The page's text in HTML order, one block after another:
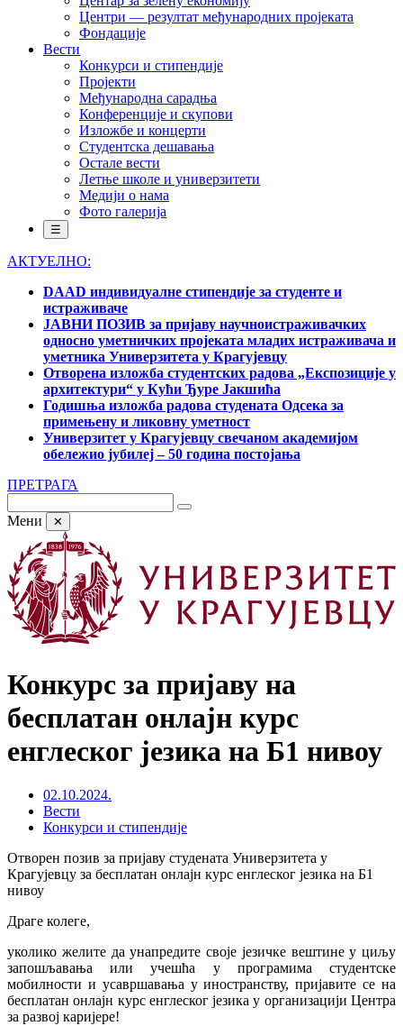
Центри — резултат међународних пројеката
Фондације
Вести
Конкурси и стипендије
Пројекти
Међународна сарадња
Конференције и скупови
Изложбе и концерти
Студентска дешавања
Остале вести
Летње школе и универзитети
Медији о нама
Фото галерија
☰
АКТУЕЛНО:
DAAD индивидуалне стипендије за студенте и
истраживаче
ЈАВНИ ПОЗИВ за пријаву научноистраживачких
односно уметничких пројеката младих истраживача и
уметника Универзитета у Крагујевцу
Отворена изложба студентских радова „Експозиције у
архитектури“ у Кући Ђуре Јакшића
Годишња изложба радова студената Одсека за
примењену и ликовну уметност
Универзитет у Крагујевцу свечаном академијом
обележио јубилеј – 50 година постојања
ПРЕТРАГА
Мени ✕
Конкурс за пријаву на
бесплатан онлајн курс
енглеског језика на Б1 нивоу
02.10.2024.
Вести
Конкурси и стипендије
Отворен позив за пријаву студената Универзитета у
Крагујевцу за бесплатан онлајн курс енглеског језика на Б1
нивоу
Драге колеге,
уколико желите да унапредите своје језичке вештине у циљу
запошљавања или учешћа у програмима студентске
мобилности и усавршавања у иностранству, пријавите се на
бесплатан онлајн курс енглеског језика у организацији Центра
за развој каријере!